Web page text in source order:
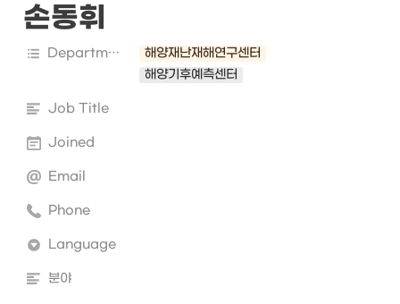
손동휘
Department
해양재난재해연구센터
해양기후예측센터
Job Title
Joined
Email
Phone
Language
분야